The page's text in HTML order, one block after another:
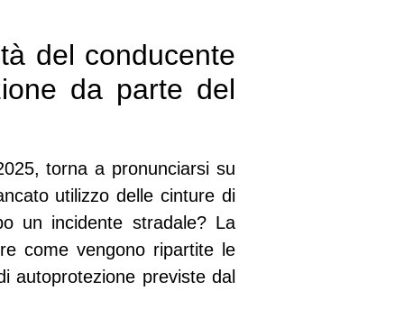
del conducente
da parte del
torna a pronunciarsi su
utilizzo delle cinture di
un incidente stradale? La
come vengono ripartite le
autoprotezione previste dal